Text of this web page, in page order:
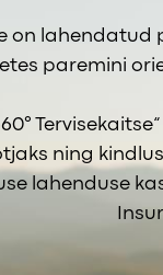
on
paremini
ning
lahenduse